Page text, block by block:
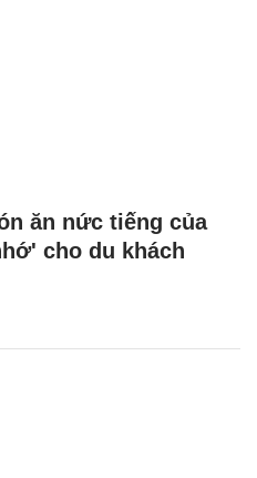
ăn nức tiếng của
cho du khách